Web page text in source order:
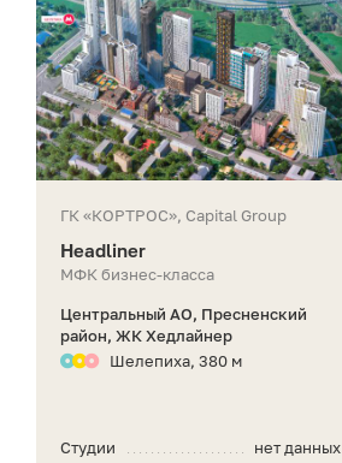
ГК «КОРТРОС», Capital Group
Headliner
МФК бизнес-класса
Центральный АО, Пресненский
район, ЖК Хедлайнер
Шелепиха, 380 м
нет данных
Студии